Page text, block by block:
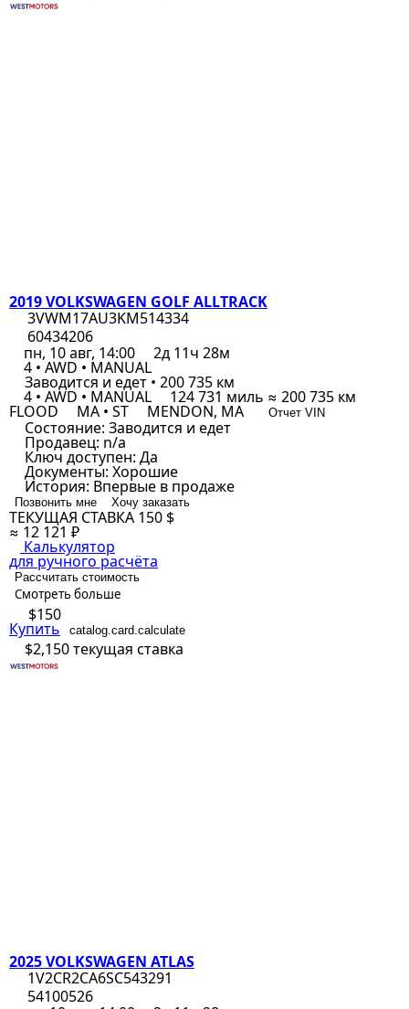
2019 VOLKSWAGEN GOLF ALLTRACK
3VWM17AU3KM514334
60434206
пн, 10 авг, 14:00
2д 11ч 28м
4 • AWD • MANUAL
Заводится и едет • 200 735 км
4 • AWD • MANUAL 124 731 миль ≈ 200 735 км
FLOOD MA • ST MENDON, MA Отчет VIN
Состояние: Заводится и едет
Продавец: n/a
Ключ доступен: Да
Документы: Хорошие
История: Впервые в продаже
Позвонить мне Хочу заказать
ТЕКУЩАЯ СТАВКА 150 $
≈ 12 121 ₽
Калькулятор
для ручного расчёта
Рассчитать стоимость
Смотреть больше
$150
Купить catalog.card.calculate
$2,150текущая ставка
2025 VOLKSWAGEN ATLAS
1V2CR2CA6SC543291
54100526